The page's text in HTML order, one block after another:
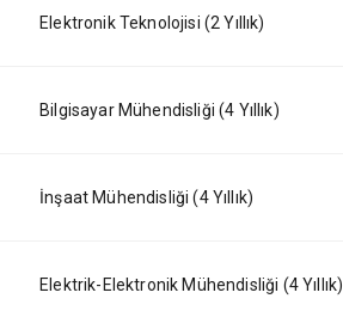
Elektronik Teknolojisi (2 Yıllık)
Bilgisayar Mühendisliği (4 Yıllık)
İnşaat Mühendisliği (4 Yıllık)
Elektrik-Elektronik Mühendisliği (4 Yıllık)